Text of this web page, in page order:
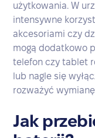
użytkowania. W
intensywne
akcesoriami czy
mogą dodatkowo
telefon czy tablet
lub nagle się
rozważyć
Jak